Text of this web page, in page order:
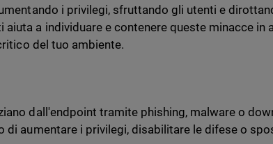
i privilegi, sfruttando gli utenti e
aiuta a individuare e contenere queste minacce in
del tuo ambiente.
dall'endpoint tramite phishing, malware o
di aumentare i privilegi, disabilitare le difese o